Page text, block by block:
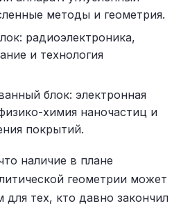
методы и геометрия.
радиоэлектроника,
и технология
блок: электронная
химия наночастиц и
покрытий.
наличие в плане
геометрии может
для тех, кто давно закончил